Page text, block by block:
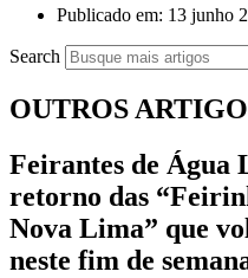
Publicado em: 13 junho
Search
OUTROS
Feirantes de Água
retorno das
Nova Lima” que
neste fim de